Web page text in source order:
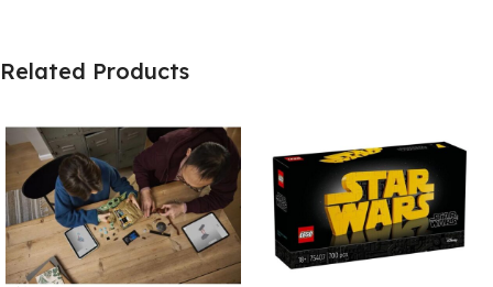
Related Products